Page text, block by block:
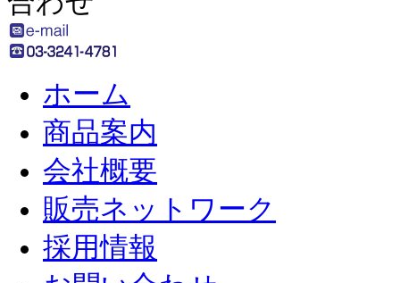
ホーム
商品案内
会社概要
販売ネットワーク
採用情報